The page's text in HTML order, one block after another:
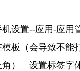
机设置--应用-应用
板（会导致不能
角）—设置标签字